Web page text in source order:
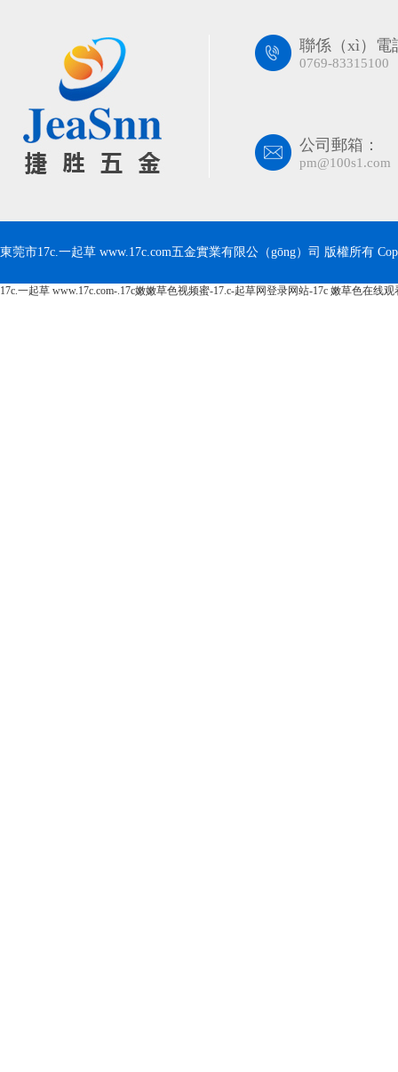
聯係（xì）電
0769-83315100
公司郵箱：
pm@100s1.com
東莞市17c.一起草 www.17c.com五金實業有限公（gōng）司 版權所有
17c.一起草 www.17c.com-.17c嫩嫩草色视频蜜-17.c-起草网登录网站-17c 嫩草色在线观